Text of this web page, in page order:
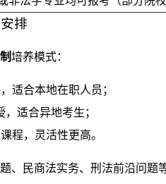
排
培养模式：
适合本地在职人员；
适合异地考生；
程，灵活性更高。
、民商法实务、刑法前沿问题